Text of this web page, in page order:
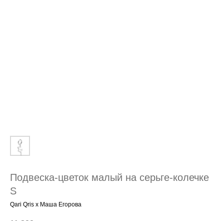
Подвеска-цветок малый на серьге-колечке
S
Qari Qris x Маша Егорова